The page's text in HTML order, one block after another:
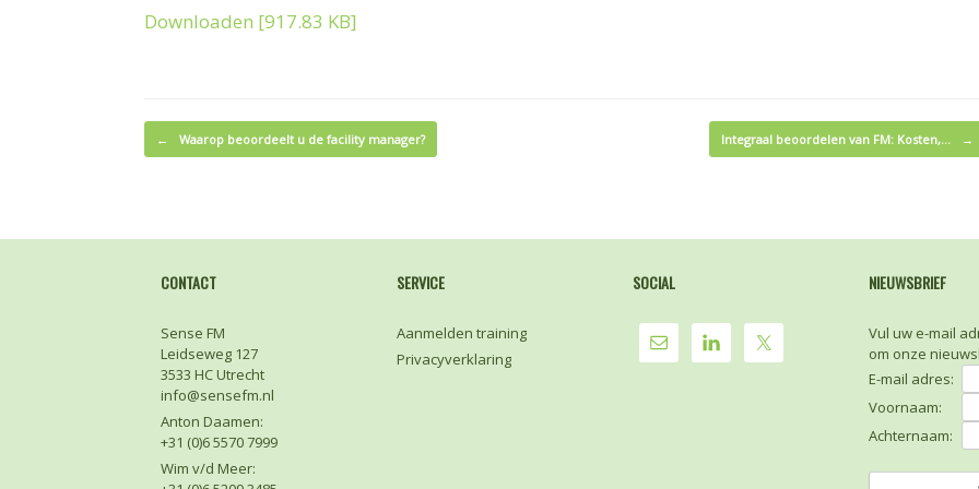
Downloaden [917.83 KB]
Bericht navigatie
← Waarop beoordeelt u de facility manager? Integraal beoordelen van FM: Kosten,… →
CONTACT
Sense FM
Leidseweg 127
3533 HC Utrecht
info@sensefm.nl
Anton Daamen:
+31 (0)6 5570 7999
Wim v/d Meer:
SERVICE
Aanmelden training
Privacyverklaring
SOCIAL NIEUWSBRIEF
Vul uw e-mail
om onze
E-mail adres:
Voornaam:
Achternaam: